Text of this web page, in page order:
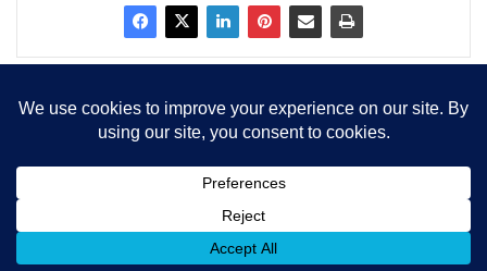
Copyright © 2015-2025, Sva prava zadržana | LBS Team d.o.o.
Facebook
X LinkedIn